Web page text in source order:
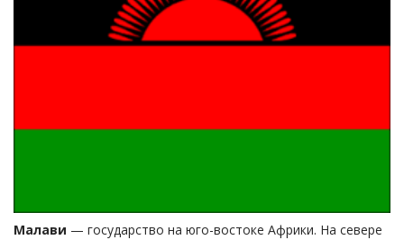
Малави — государство на юго-востоке Африки. На севере